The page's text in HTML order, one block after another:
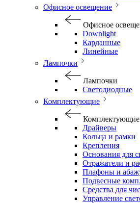
Офисное освещение
Офисное
Downlight
Карданные
Линейные
Лампочки
Лампочки
Светодиодные
Комплектующие
Комплектующие
Драйверы
Кольца и рамки
Крепления
Основания для
Отражатели и
Плафоны и
Подвесные
Средства для
Управление